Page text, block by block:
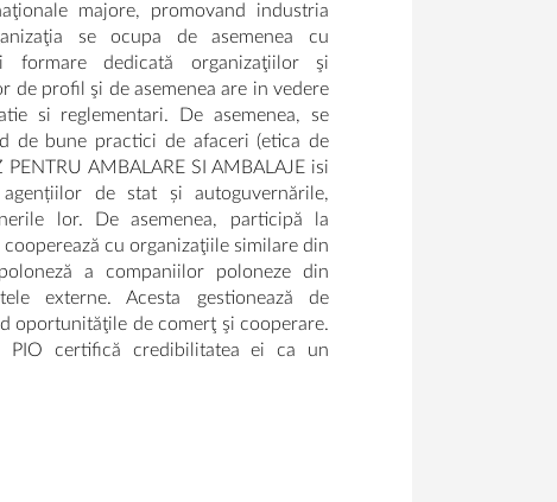
majore, promovand industria
se ocupa de asemenea cu
formare dedicată organizaţiilor şi
de profil şi de asemenea are in vedere
si reglementari. De asemenea, se
de bune practici de afaceri (etica de
AMBALARE SI AMBALAJE isi
de stat și autoguvernările,
lor. De asemenea, participă la
cu organizaţiile similare din
a companiilor poloneze din
externe. Acesta gestionează de
oportunităţile de comerţ şi cooperare.
PIO certifică credibilitatea ei ca un